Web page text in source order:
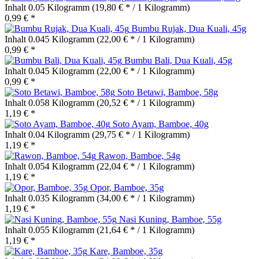
Inhalt 0.05 Kilogramm (19,80 € * / 1 Kilogramm)
0,99 € *
Bumbu Rujak, Dua Kuali, 45g
Inhalt 0.045 Kilogramm (22,00 € * / 1 Kilogramm)
0,99 € *
Bumbu Bali, Dua Kuali, 45g
Inhalt 0.045 Kilogramm (22,00 € * / 1 Kilogramm)
0,99 € *
Soto Betawi, Bamboe, 58g
Inhalt 0.058 Kilogramm (20,52 € * / 1 Kilogramm)
1,19 € *
Soto Ayam, Bamboe, 40g
Inhalt 0.04 Kilogramm (29,75 € * / 1 Kilogramm)
1,19 € *
Rawon, Bamboe, 54g
Inhalt 0.054 Kilogramm (22,04 € * / 1 Kilogramm)
1,19 € *
Opor, Bamboe, 35g
Inhalt 0.035 Kilogramm (34,00 € * / 1 Kilogramm)
1,19 € *
Nasi Kuning, Bamboe, 55g
Inhalt 0.055 Kilogramm (21,64 € * / 1 Kilogramm)
1,19 € *
Kare, Bamboe, 35g